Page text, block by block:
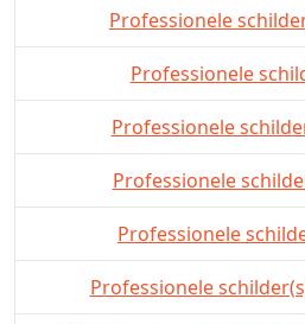
Professionele
Professionele
Professionele
Professionele
Professionele
Professionele